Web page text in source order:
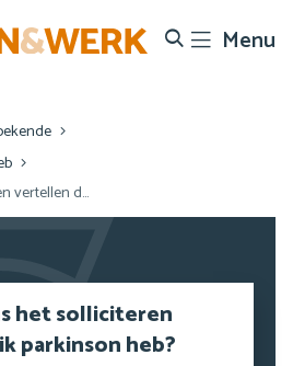
SearchMenu
Moet ik tijdens het solliciteren vertellen dat ik parkinson heb?
het solliciteren
parkinson heb?